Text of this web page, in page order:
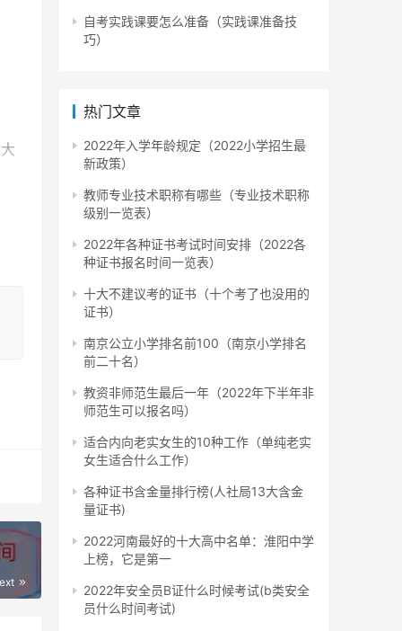
安
自考实践课要怎么准备（实践课准备技
巧）
热门文章
2022年入学年龄规定（2022小学招生最
新政策）
教师专业技术职称有哪些（专业技术职称
级别一览表）
2022年各种证书考试时间安排（2022各
种证书报名时间一览表）
十大不建议考的证书（十个考了也没用的
证书）
南京公立小学排名前100（南京小学排名
前二十名）
教资非师范生最后一年（2022年下半年非
师范生可以报名吗）
适合内向老实女生的10种工作（单纯老实
女生适合什么工作）
各种证书含金量排行榜(人社局13大含金
量证书)
2022河南最好的十大高中名单：淮阳中学
上榜，它是第一
2022年安全员B证什么时候考试(b类安全
员什么时间考试)